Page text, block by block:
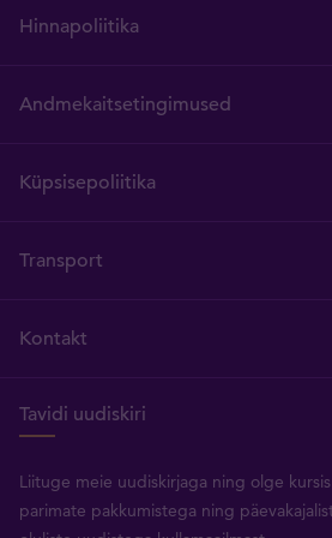
Hinnapoliitika
Andmekaitsetingimused
Küpsisepoliitika
Transport
Kontakt
Tavidi uudiskiri
Liituge meie uudiskirjaga ning olge kursis
parimate pakkumistega ning